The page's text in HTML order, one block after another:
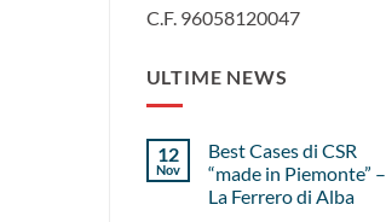
C.F. 96058120047
ULTIME NEWS
12
Nov
Best Cases di CSR
“made in Piemonte” –
La Ferrero di Alba